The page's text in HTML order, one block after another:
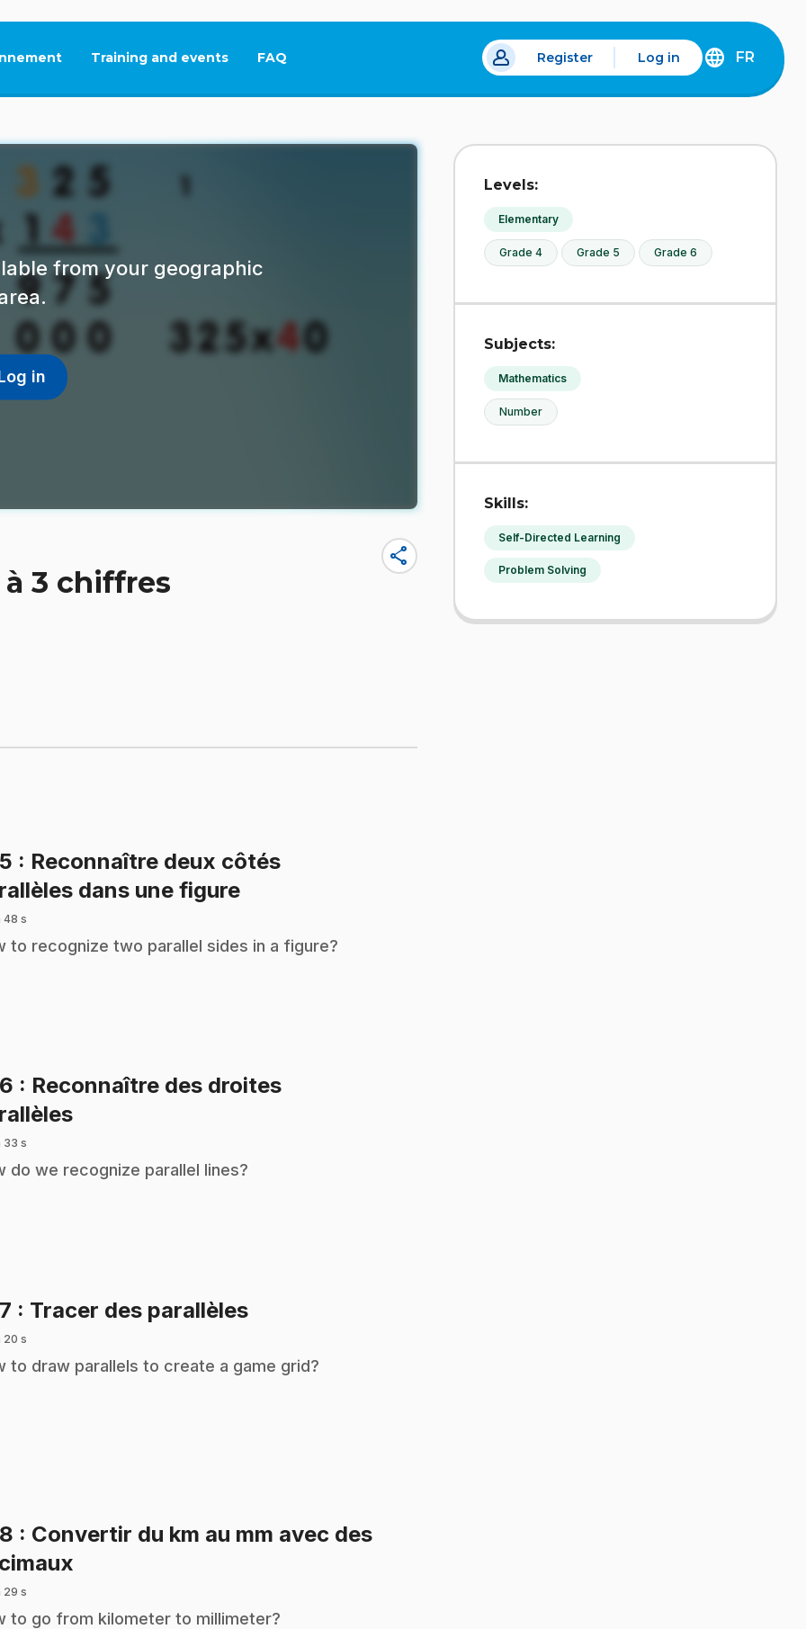
Training and events FAQ
This link will open in a new tab. Register Log in
DÉCOUVREZ
FRANÇAIS
FR
from your geographic
in
3 chiffres
share
: Reconnaître deux côtés
dans une figure.
48 s
to recognize two parallel sides in a figure?
: Reconnaître des droites
.
33 s
do we recognize parallel lines?
: Tracer des parallèles.
20 s
to draw parallels to create a game grid?
: Convertir du km au mm avec des
29 s
to go from kilometer to millimeter?
Levels:
Elementary
Grade 4 Grade 5 Grade 6
Subjects:
Mathematics
Number
Skills:
Self-Directed Learning
Problem Solving